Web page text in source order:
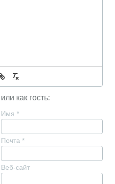
или как гость:
Имя *
Почта *
Веб-сайт